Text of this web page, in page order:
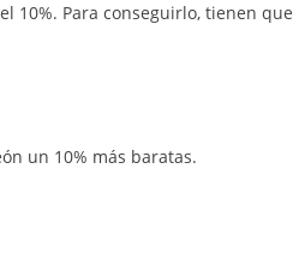
10%. Para conseguirlo, tienen que
un 10% más baratas.